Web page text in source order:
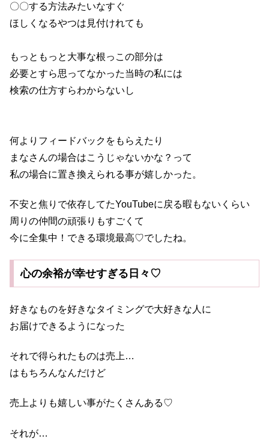
〇〇する方法みたいなすぐ
ほしくなるやつは見付けれても
もっともっと大事な根っこの部分は
必要とすら思ってなかった当時の私には
検索の仕方すらわからないし
何よりフィードバックをもらえたり
まなさんの場合はこうじゃないかな？って
私の場合に置き換えられる事が嬉しかった。
不安と焦りで依存してたYouTubeに戻る暇もないくらい
周りの仲間の頑張りもすごくて
今に全集中！できる環境最高♡でしたね。
心の余裕が幸せすぎる日々♡
好きなものを好きなタイミングで大好きな人に
お届けできるようになった
それで得られたものは売上…
はもちろんなんだけど
売上よりも嬉しい事がたくさんある♡
それが…